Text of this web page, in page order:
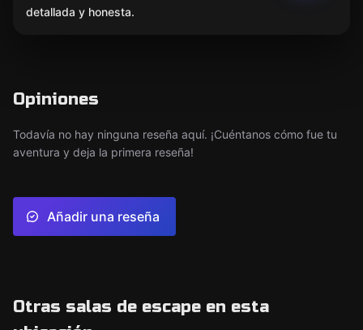
detallada y honesta.
Opiniones
Todavía no hay ninguna reseña aquí. ¡Cuéntanos cómo fue tu
aventura y deja la primera reseña!
Añadir una reseña
Otras salas de escape en esta